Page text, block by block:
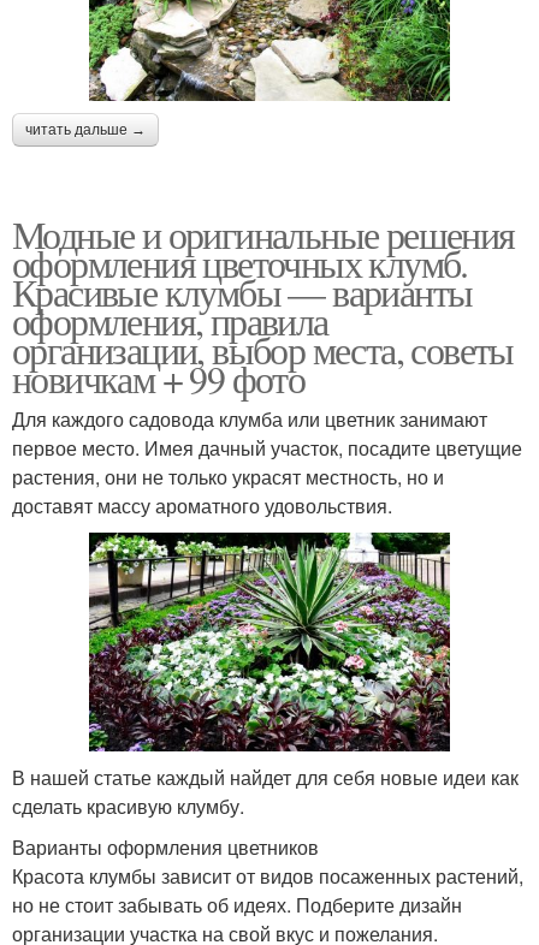
читать дальше →
Модные и оригинальные решения
оформления цветочных клумб.
Красивые клумбы — варианты
оформления, правила
организации, выбор места, советы
новичкам + 99 фото
Для каждого садовода клумба или цветник занимают
первое место. Имея дачный участок, посадите цветущие
растения, они не только украсят местность, но и
доставят массу ароматного удовольствия.
В нашей статье каждый найдет для себя новые идеи как
сделать красивую клумбу.
Варианты оформления цветников
Красота клумбы зависит от видов посаженных растений,
но не стоит забывать об идеях. Подберите дизайн
организации участка на свой вкус и пожелания.